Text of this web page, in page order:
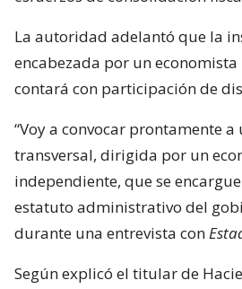
La autoridad adelantó que la
encabezada por un
contará con participación de
“Voy a convocar prontamente
transversal, dirigida por un
independiente, que se
estatuto administrativo del
durante una entrevista con
Según explicó el titular de